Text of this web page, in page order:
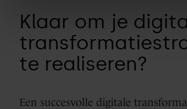
Klaar om je
te realiseren?
Een succesvolle digitale